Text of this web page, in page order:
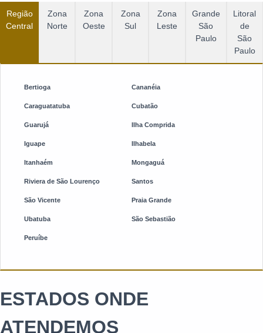
Região
Central
Zona
Norte
Zona
Oeste
Zona
Sul
Zona
Leste
Grande
São
Paulo
Litoral
de
São
Paulo
Bertioga Cananéia
Caraguatatuba Cubatão
Guarujá Ilha Comprida
Iguape Ilhabela
Itanhaém Mongaguá
Riviera de São Lourenço Santos
São Vicente Praia Grande
Ubatuba São Sebastião
Peruíbe
ESTADOS ONDE
ATENDEMOS